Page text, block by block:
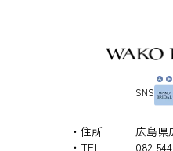
SNS
住所
広島県
TEL
082-